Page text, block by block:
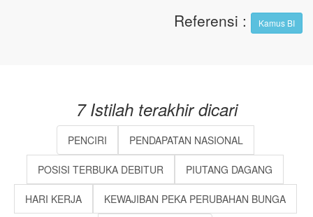
Referensi : Kamus BI
7 Istilah terakhir dicari
PENCIRI PENDAPATAN NASIONAL
POSISI TERBUKA DEBITUR PIUTANG DAGANG
HARI KERJA KEWAJIBAN PEKA PERUBAHAN BUNGA